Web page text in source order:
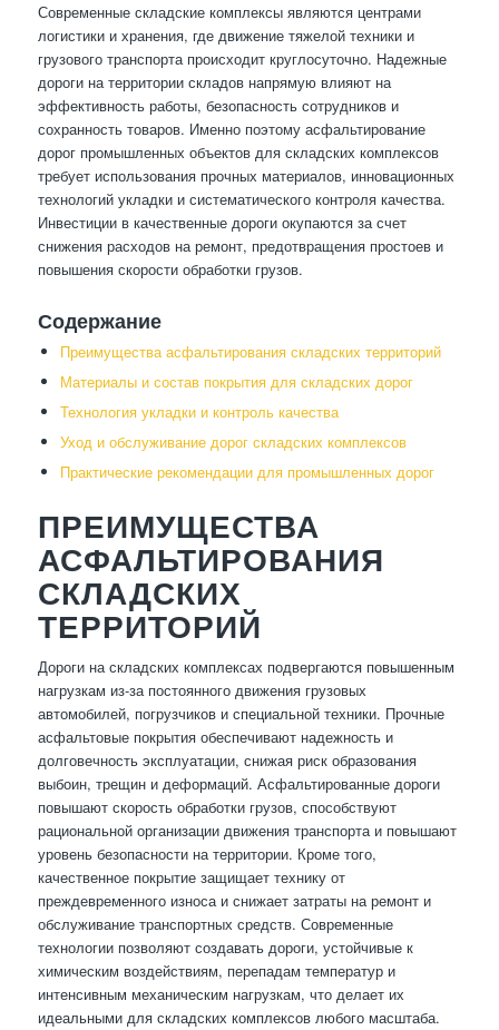
Современные складские комплексы являются центрами
логистики и хранения, где движение тяжелой техники и
грузового транспорта происходит круглосуточно. Надежные
дороги на территории складов напрямую влияют на
эффективность работы, безопасность сотрудников и
сохранность товаров. Именно поэтому асфальтирование
дорог промышленных объектов для складских комплексов
требует использования прочных материалов, инновационных
технологий укладки и систематического контроля качества.
Инвестиции в качественные дороги окупаются за счет
снижения расходов на ремонт, предотвращения простоев и
повышения скорости обработки грузов.
Содержание
Преимущества асфальтирования складских территорий
Материалы и состав покрытия для складских дорог
Технология укладки и контроль качества
Уход и обслуживание дорог складских комплексов
Практические рекомендации для промышленных дорог
ПРЕИМУЩЕСТВА
АСФАЛЬТИРОВАНИЯ
СКЛАДСКИХ
ТЕРРИТОРИЙ
Дороги на складских комплексах подвергаются повышенным
нагрузкам из-за постоянного движения грузовых
автомобилей, погрузчиков и специальной техники. Прочные
асфальтовые покрытия обеспечивают надежность и
долговечность эксплуатации, снижая риск образования
выбоин, трещин и деформаций. Асфальтированные дороги
повышают скорость обработки грузов, способствуют
рациональной организации движения транспорта и повышают
уровень безопасности на территории. Кроме того,
качественное покрытие защищает технику от
преждевременного износа и снижает затраты на ремонт и
обслуживание транспортных средств. Современные
технологии позволяют создавать дороги, устойчивые к
химическим воздействиям, перепадам температур и
интенсивным механическим нагрузкам, что делает их
идеальными для складских комплексов любого масштаба.